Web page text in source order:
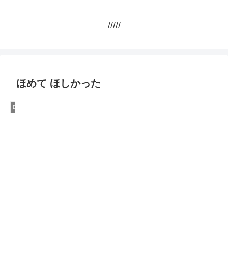
/////
ほめて ほしかった
DQN